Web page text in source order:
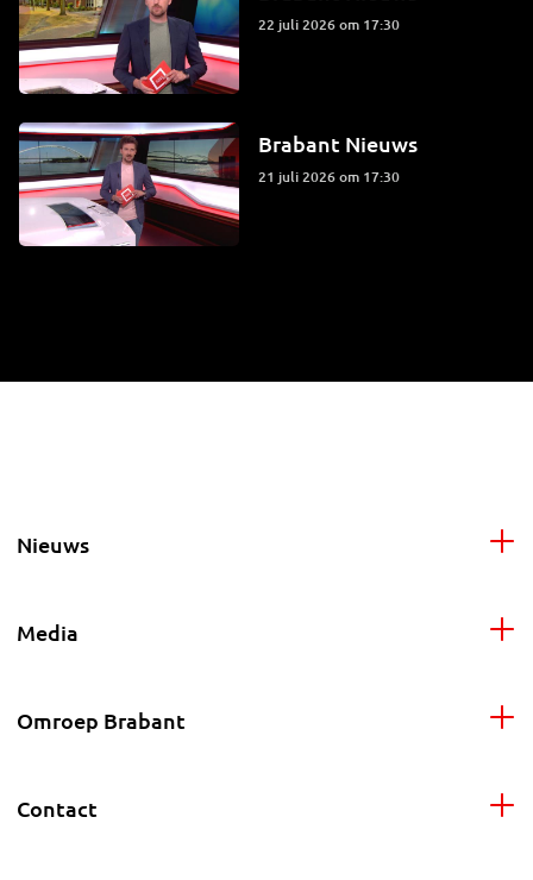
22 juli 2026 om 17:30
Brabant Nieuws
21 juli 2026 om 17:30
Nieuws
Media
Omroep Brabant
Contact